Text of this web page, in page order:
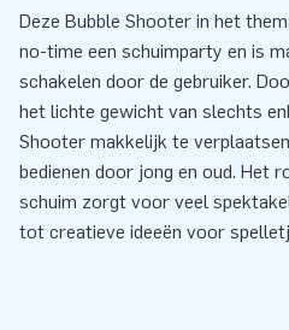
Deze Bubble Shooter in het
no-time een schuimparty en is
schakelen door de gebruiker.
het lichte gewicht van slechts
Shooter makkelijk te
bedienen door jong en oud. Het
schuim zorgt voor veel
tot creatieve ideeën voor